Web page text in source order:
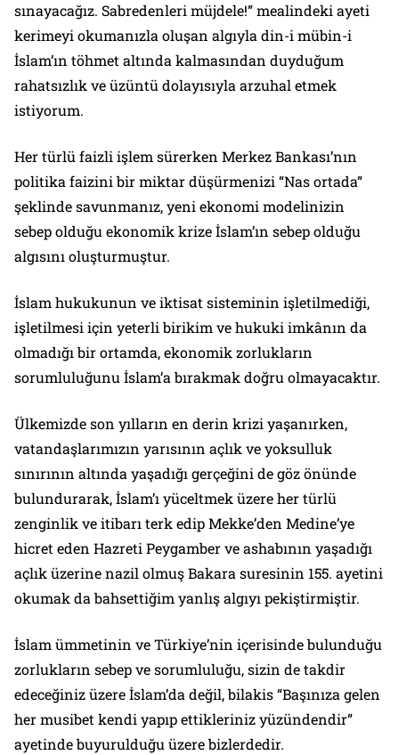
sınayacağız. Sabredenleri müjdele!” mealindeki ayeti
kerimeyi okumanızla oluşan algıyla din-i mübin-i
İslam’ın töhmet altında kalmasından duyduğum
rahatsızlık ve üzüntü dolayısıyla arzuhal etmek
istiyorum.
Her türlü faizli işlem sürerken Merkez Bankası’nın
politika faizini bir miktar düşürmenizi “Nas ortada”
şeklinde savunmanız, yeni ekonomi modelinizin
sebep olduğu ekonomik krize İslam’ın sebep olduğu
algısını oluşturmuştur.
İslam hukukunun ve iktisat sisteminin işletilmediği,
işletilmesi için yeterli birikim ve hukuki imkânın da
olmadığı bir ortamda, ekonomik zorlukların
sorumluluğunu İslam’a bırakmak doğru olmayacaktır.
Ülkemizde son yılların en derin krizi yaşanırken,
vatandaşlarımızın yarısının açlık ve yoksulluk
sınırının altında yaşadığı gerçeğini de göz önünde
bulundurarak, İslam’ı yüceltmek üzere her türlü
zenginlik ve itibarı terk edip Mekke’den Medine’ye
hicret eden Hazreti Peygamber ve ashabının yaşadığı
açlık üzerine nazil olmuş Bakara suresinin 155. ayetini
okumak da bahsettiğim yanlış algıyı pekiştirmiştir.
İslam ümmetinin ve Türkiye’nin içerisinde bulunduğu
zorlukların sebep ve sorumluluğu, sizin de takdir
edeceğiniz üzere İslam’da değil, bilakis “Başınıza gelen
her musibet kendi yapıp ettikleriniz yüzündendir”
ayetinde buyurulduğu üzere bizlerdedir.